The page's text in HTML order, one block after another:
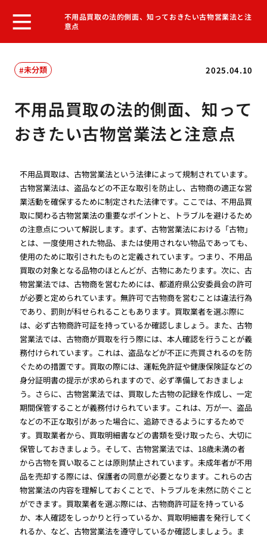
不用品買取の法的側面、知っておきたい古物営業法と注
意点
2025.04.10
未分類
不用品買取の法的側面、知って
おきたい古物営業法と注意点
不用品買取は、古物営業法という法律によって規制されています。
古物営業法は、盗品などの不正な取引を防止し、古物商の適正な営
業活動を確保するために制定された法律です。ここでは、不用品買
取に関わる古物営業法の重要なポイントと、トラブルを避けるため
の注意点について解説します。まず、古物営業法における「古物」
とは、一度使用された物品、または使用されない物品であっても、
使用のために取引されたものと定義されています。つまり、不用品
買取の対象となる品物のほとんどが、古物にあたります。次に、古
物営業法では、古物商を営むためには、都道府県公安委員会の許可
が必要と定められています。無許可で古物商を営むことは違法行為
であり、罰則が科せられることもあります。買取業者を選ぶ際に
は、必ず古物商許可証を持っているか確認しましょう。また、古物
営業法では、古物商が買取を行う際には、本人確認を行うことが義
務付けられています。これは、盗品などが不正に売買されるのを防
ぐための措置です。買取の際には、運転免許証や健康保険証などの
身分証明書の提示が求められますので、必ず準備しておきましょ
う。さらに、古物営業法では、買取した古物の記録を作成し、一定
期間保管することが義務付けられています。これは、万が一、盗品
などの不正な取引があった場合に、追跡できるようにするためで
す。買取業者から、買取明細書などの書類を受け取ったら、大切に
保管しておきましょう。そして、古物営業法では、18歳未満の者
から古物を買い取ることは原則禁止されています。未成年者が不用
品を売却する際には、保護者の同意が必要となります。これらの古
物営業法の内容を理解しておくことで、トラブルを未然に防ぐこと
ができます。買取業者を選ぶ際には、古物商許可証を持っている
か、本人確認をしっかりと行っているか、買取明細書を発行してく
れるか、など、古物営業法を遵守しているか確認しましょう。ま